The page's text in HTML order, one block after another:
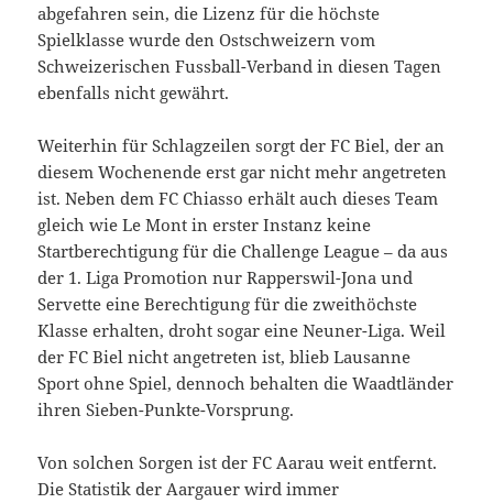
abgefahren sein, die Lizenz für die höchste
Spielklasse wurde den Ostschweizern vom
Schweizerischen Fussball-Verband in diesen Tagen
ebenfalls nicht gewährt.
Weiterhin für Schlagzeilen sorgt der FC Biel, der an
diesem Wochenende erst gar nicht mehr angetreten
ist. Neben dem FC Chiasso erhält auch dieses Team
gleich wie Le Mont in erster Instanz keine
Startberechtigung für die Challenge League – da aus
der 1. Liga Promotion nur Rapperswil-Jona und
Servette eine Berechtigung für die zweithöchste
Klasse erhalten, droht sogar eine Neuner-Liga. Weil
der FC Biel nicht angetreten ist, blieb Lausanne
Sport ohne Spiel, dennoch behalten die Waadtländer
ihren Sieben-Punkte-Vorsprung.
Von solchen Sorgen ist der FC Aarau weit entfernt.
Die Statistik der Aargauer wird immer